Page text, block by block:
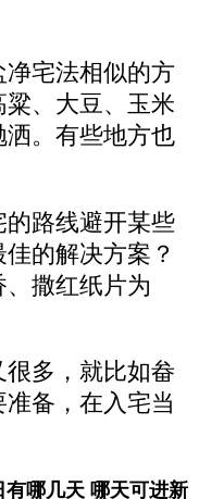
宅法相似的方
、大豆、玉米
洒。有些地方也
路线避开某些
的解决方案？
撒红纸片为
多，就比如畚
备，在入宅当
有哪几天 哪天可进新